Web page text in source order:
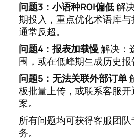
问题3：小语种ROI偏低解
期投入，重点优化术语库
通常反超。
问题4：报表加载慢解决：
围，或在低峰期生成历史报
问题5：无法关联外部订单
板批量上传，或联系客服
案。
所有问题均可获得客服团队
务。